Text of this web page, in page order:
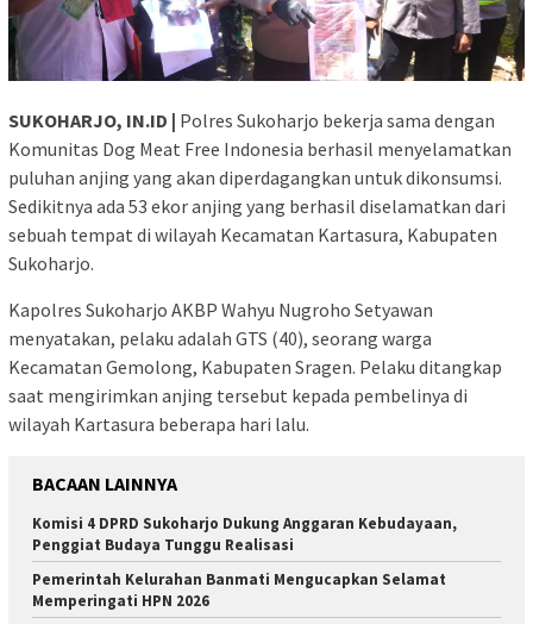
SUKOHARJO, IN.ID | Polres Sukoharjo bekerja sama dengan
Komunitas Dog Meat Free Indonesia berhasil menyelamatkan
puluhan anjing yang akan diperdagangkan untuk dikonsumsi.
Sedikitnya ada 53 ekor anjing yang berhasil diselamatkan dari
sebuah tempat di wilayah Kecamatan Kartasura, Kabupaten
Sukoharjo.
Kapolres Sukoharjo AKBP Wahyu Nugroho Setyawan
menyatakan, pelaku adalah GTS (40), seorang warga
Kecamatan Gemolong, Kabupaten Sragen. Pelaku ditangkap
saat mengirimkan anjing tersebut kepada pembelinya di
wilayah Kartasura beberapa hari lalu.
BACAAN LAINNYA
Komisi 4 DPRD Sukoharjo Dukung Anggaran Kebudayaan,
Penggiat Budaya Tunggu Realisasi
Pemerintah Kelurahan Banmati Mengucapkan Selamat
Memperingati HPN 2026